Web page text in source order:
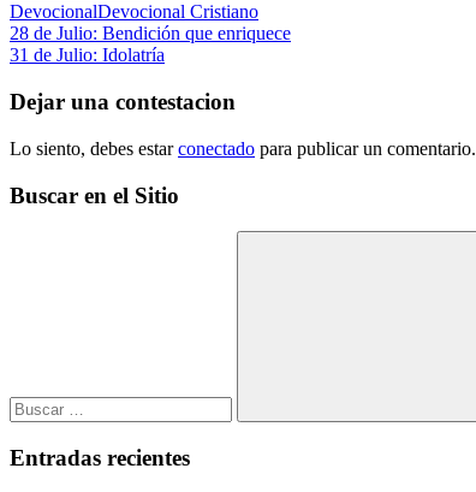
DevocionalDevocional Cristiano
Navegación
de
entradas
Entrada
anterior:
28 de Julio: Bendición que enriquece
Siguiente
31 de Julio: Idolatría
Dejar una contestacion
Lo siento, debes estarconectado para publicar un comentario.
Buscar en el Sitio
Buscar
Entradas recientes